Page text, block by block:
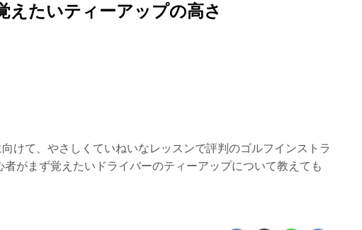
えたいティーアップの高さ
けて、やさしくていねいなレッスンで評判のゴルフインストラ
がまず覚えたいドライバーのティーアップについて教えても